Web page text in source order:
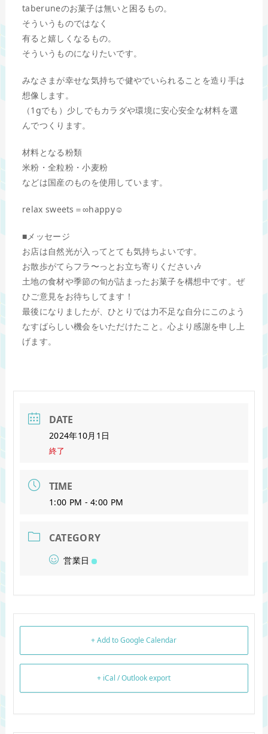
taberuneのお菓子は無いと困るもの。
そういうものではなく
有ると嬉しくなるもの。
そういうものになりたいです。
みなさまが幸せな気持ちで健やでいられることを造り手は
想像します。
（1gでも）少しでもカラダや環境に安心安全な材料を選
んでつくります。
材料となる粉類
米粉・全粒粉・小麦粉
などは国産のものを使用しています。
relax sweets＝∞happy☺︎
■メッセージ
お店は自然光が入ってとても気持ちよいです。
お散歩がてらフラ〜っとお立ち寄りください🎶
土地の食材や季節の旬が詰まったお菓子を構想中です。ぜ
ひご意見をお待ちしてます！
最後になりましたが、ひとりでは力不足な自分にこのよう
なすばらしい機会をいただけたこと。心より感謝を申し上
げます。
DATE
2024年10月1日
終了
TIME
1:00 PM - 4:00 PM
CATEGORY
営業日
+ Add to Google Calendar
+ iCal / Outlook export